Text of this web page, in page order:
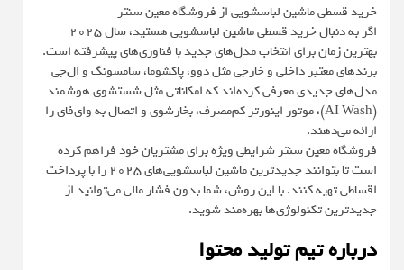
خرید قسطی ماشین لباسشویی از فروشگاه معین سنتر
اگر به دنبال خرید قسطی ماشین لباسشویی هستید، سال ۲۰۲۵
بهترین زمان برای انتخاب مدل‌های جدید با فناوری‌های پیشرفته است.
برندهای معتبر داخلی و خارجی مثل دوو، پاکشوما، سامسونگ و ال‌جی
مدل‌های جدیدی معرفی کرده‌اند که امکاناتی مثل شستشوی هوشمند
(AI Wash)، موتور اینورتر کم‌مصرف، بخارشوی و اتصال به وای‌فای را
ارائه می‌دهند.
فروشگاه معین سنتر شرایطی ویژه برای مشتریان خود فراهم کرده
است تا بتوانند جدیدترین ماشین لباسشویی‌های ۲۰۲۵ را با پرداخت
اقساطی تهیه کنند. با این روش، شما بدون فشار مالی می‌توانید از
جدیدترین تکنولوژی‌ها بهره‌مند شوید.
درباره تیم تولید محتوا